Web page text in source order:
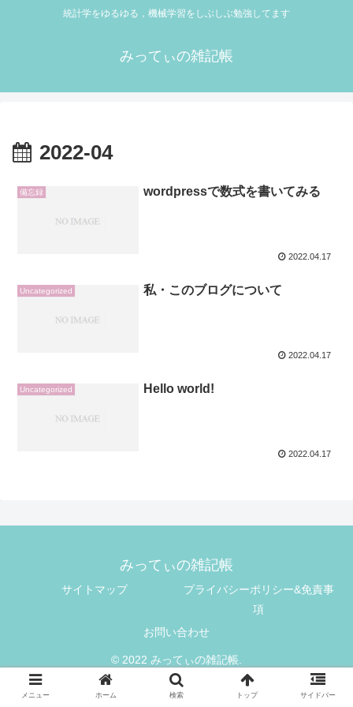
統計学をゆるゆる，機械学習をしぶしぶ勉強してます
みってぃの雑記帳
2022-04
備忘録 wordpressで数式を書いてみる
2022.04.17
Uncategorized 私・このブログについて
2022.04.17
Uncategorized Hello world!
2022.04.17
みってぃの雑記帳
サイトマップ
プライバシーポリシー&免責事
項
お問い合わせ
© 2022 みってぃの雑記帳.
メニュー ホーム 検索 トップ サイドバー